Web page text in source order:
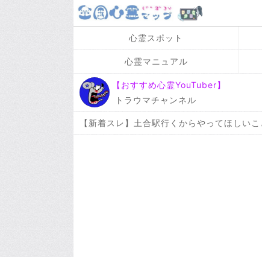
心霊スポット
心霊マニュアル
【おすすめ心霊YouTuber】
トラウマチャンネル
【新着スレ】土合駅行くからやってほしいこ